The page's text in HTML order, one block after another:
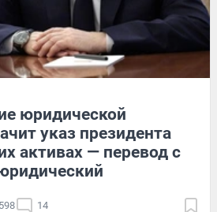
юридической
указ президента
активах — перевод с
14